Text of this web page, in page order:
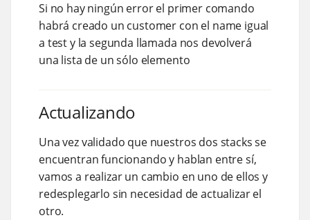
Si no hay ningún error el primer comando
habrá creado un customer con el name igual
a test y la segunda llamada nos devolverá
una lista de un sólo elemento
Actualizando
Una vez validado que nuestros dos stacks se
encuentran funcionando y hablan entre sí,
vamos a realizar un cambio en uno de ellos y
redesplegarlo sin necesidad de actualizar el
otro.